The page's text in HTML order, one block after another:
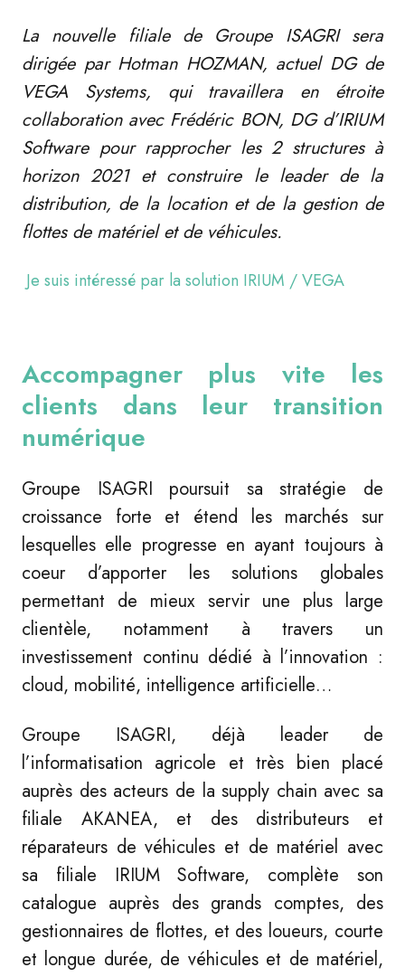
La nouvelle filiale de Groupe ISAGRI sera
dirigée par Hotman HOZMAN, actuel DG de
VEGA Systems, qui travaillera en étroite
collaboration avec Frédéric BON, DG d’IRIUM
Software pour rapprocher les 2 structures à
horizon 2021 et construire le leader de la
distribution, de la location et de la gestion de
flottes de matériel et de véhicules.
Je suis intéressé par la solution IRIUM / VEGA
Accompagner plus vite les
clients dans leur transition
numérique
Groupe ISAGRI poursuit sa stratégie de
croissance forte et étend les marchés sur
lesquelles elle progresse en ayant toujours à
coeur d’apporter les solutions globales
permettant de mieux servir une plus large
clientèle, notamment à travers un
investissement continu dédié à l’innovation :
cloud, mobilité, intelligence artificielle…
Groupe ISAGRI, déjà leader de
l’informatisation agricole et très bien placé
auprès des acteurs de la supply chain avec sa
filiale AKANEA, et des distributeurs et
réparateurs de véhicules et de matériel avec
sa filiale IRIUM Software, complète son
catalogue auprès des grands comptes, des
gestionnaires de flottes, et des loueurs, courte
et longue durée, de véhicules et de matériel,